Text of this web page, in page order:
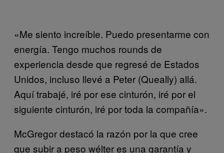
«Me siento increíble. Puedo presentarme con
energía. Tengo muchos rounds de
experiencia desde que regresé de Estados
Unidos, incluso llevé a Peter (Queally) allá.
Aquí trabajé, iré por ese cinturón, iré por el
siguiente cinturón, iré por toda la compañía».
McGregor destacó la razón por la que cree
que subir a peso wélter es una garantía y